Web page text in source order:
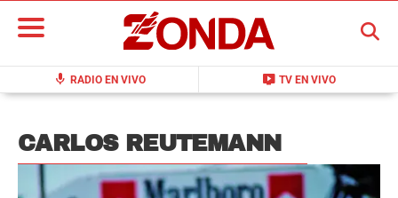
mic RADIO EN VIVO live_tv TV EN VIVO
BUSCAR
CARLOS REUTEMANN